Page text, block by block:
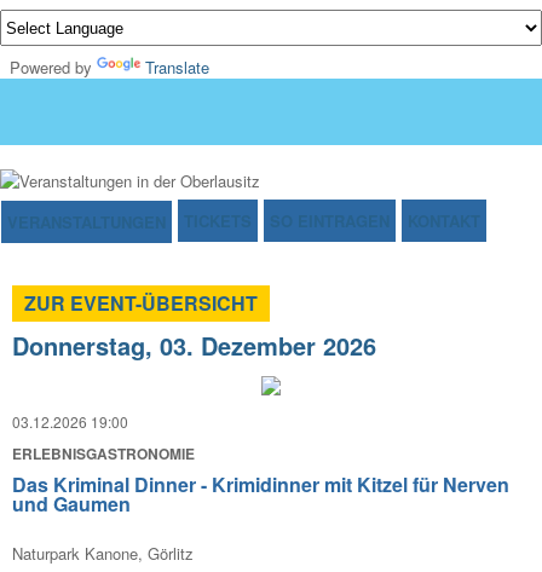
Powered by Translate
VERANSTALTUNGEN TICKETS SO EINTRAGEN KONTAKT
ZUR EVENT-ÜBERSICHT
Donnerstag, 03. Dezember 2026
03.12.2026 19:00
ERLEBNISGASTRONOMIE
Das Kriminal Dinner - Krimidinner mit Kitzel für Nerven
und Gaumen
Naturpark Kanone, Görlitz